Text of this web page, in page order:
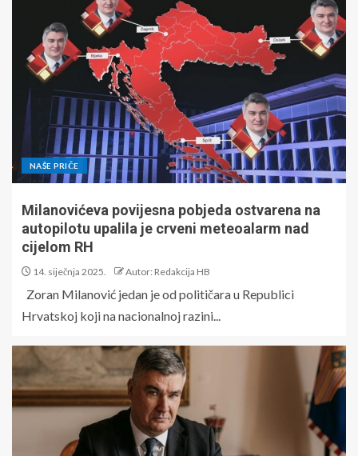
NAŠE PRIČE
Milanovićeva povijesna pobjeda ostvarena na
autopilotu upalila je crveni meteoalarm nad
cijelom RH
14. siječnja 2025. Autor: Redakcija HB
Zoran Milanović jedan je od političara u Republici
Hrvatskoj koji na nacionalnoj razini...